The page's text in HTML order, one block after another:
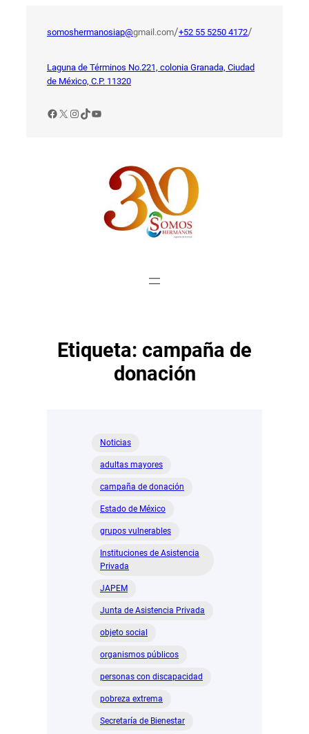
somoshermanosiap@gmail.com/+52 55 5250 4172/
Laguna de Términos No.221, colonia Granada, Ciudad
de México, C.P. 11320
Facebook
X Instagram
TikTok
YouTube
Etiqueta: campaña de
donación
Noticias
adultas mayores
campaña de donación
Estado de México
grupos vulnerables
Instituciones de Asistencia
Privada
JAPEM
Junta de Asistencia Privada
objeto social
organismos públicos
personas con discapacidad
pobreza extrema
Secretaría de Bienestar